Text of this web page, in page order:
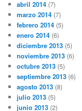
abril 2014 (7)
marzo 2014 (7)
febrero 2014 (5)
enero 2014 (6)
diciembre 2013 (5)
noviembre 2013 (6)
octubre 2013 (5)
septiembre 2013 (6)
agosto 2013 (8)
julio 2013 (5)
junio 2013 (2)